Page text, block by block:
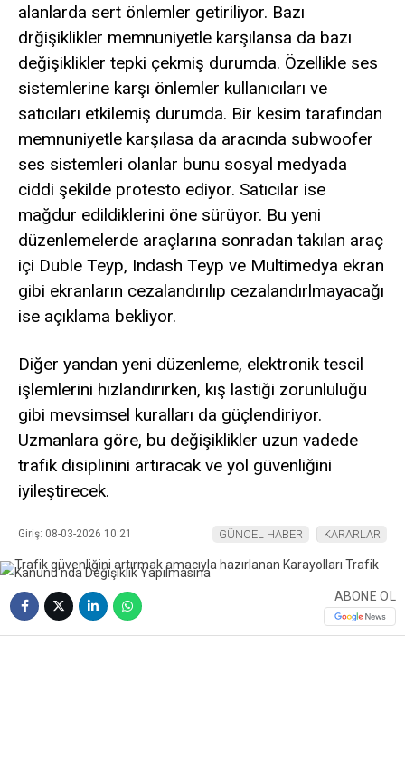
alanlarda sert önlemler getiriliyor. Bazı
drğişiklikler memnuniyetle karşılansa da bazı
değişiklikler tepki çekmiş durumda. Özellikle ses
sistemlerine karşı önlemler kullanıcıları ve
satıcıları etkilemiş durumda. Bir kesim tarafından
memnuniyetle karşılasa da aracında subwoofer
ses sistemleri olanlar bunu sosyal medyada
ciddi şekilde protesto ediyor. Satıcılar ise
mağdur edildiklerini öne sürüyor. Bu yeni
düzenlemelerde araçlarına sonradan takılan araç
içi Duble Teyp, Indash Teyp ve Multimedya ekran
gibi ekranların cezalandırılıp cezalandırlmayacağı
ise açıklama bekliyor.
Diğer yandan yeni düzenleme, elektronik tescil
işlemlerini hızlandırırken, kış lastiği zorunluluğu
gibi mevsimsel kuralları da güçlendiriyor.
Uzmanlara göre, bu değişiklikler uzun vadede
trafik disiplinini artıracak ve yol güvenliğini
iyileştirecek.
Giriş: 08-03-2026 10:21 GÜNCEL HABER KARARLAR
ABONE OL